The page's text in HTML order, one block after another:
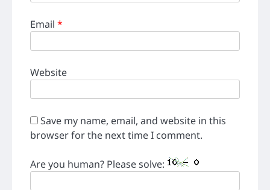
Email *
Website
Save my name, email, and website in this
browser for the next time I comment.
Are you human? Please solve: